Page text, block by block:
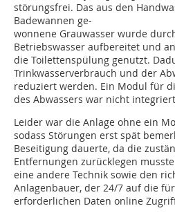
störungsfrei. Das aus den
Badewannen ge-
wonnene Grauwasser wurde
Betriebswasser aufbereitet und
die Toilettenspülung genutzt.
Trinkwasserverbrauch und der
reduziert werden. Ein Modul für
des Abwassers war nicht
Leider war die Anlage ohne ein
sodass Störungen erst spät
Beseitigung dauerte, da die
Entfernungen zurücklegen
eine andere Technik sowie den
Anlagenbauer, der 24/7 auf die
erforderlichen Daten online